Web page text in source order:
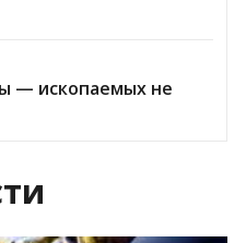
— ископаемых не